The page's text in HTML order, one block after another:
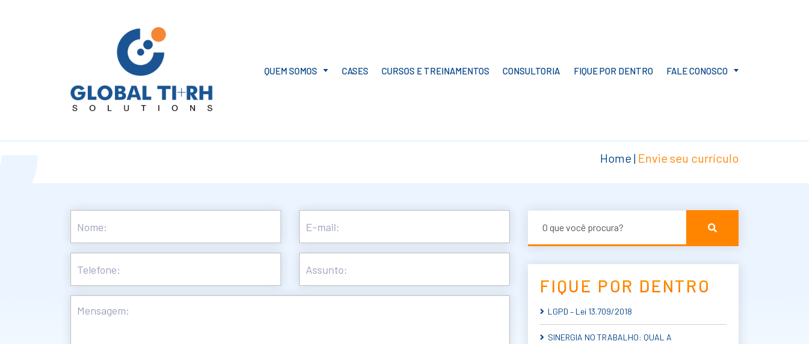
QUEM SOMOS CASES CURSOS E TREINAMENTOS CONSULTORIA FIQUE POR DENTRO FALE CONOSCO
ENVIE SEU CURRÍCULO
Home| Envie seu currículo
FIQUE POR DENTRO
LGPD – Lei 13.709/2018
SINERGIA NO TRABALHO: QUAL A